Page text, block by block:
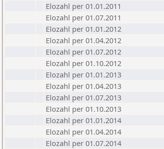
Elozahl per 01.01.2011
Elozahl per 01.07.2011
Elozahl per 01.01.2012
Elozahl per 01.04.2012
Elozahl per 01.07.2012
Elozahl per 01.10.2012
Elozahl per 01.01.2013
Elozahl per 01.04.2013
Elozahl per 01.07.2013
Elozahl per 01.10.2013
Elozahl per 01.01.2014
Elozahl per 01.04.2014
Elozahl per 01.07.2014